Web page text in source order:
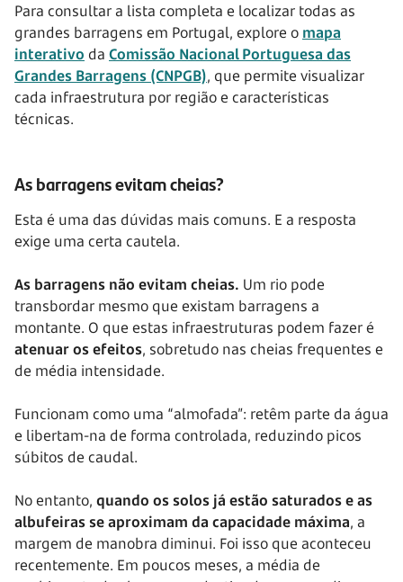
Para consultar a lista completa e localizar todas as
grandes barragens em Portugal, explore o mapa
interativo da Comissão Nacional Portuguesa das
Grandes Barragens (CNPGB), que permite visualizar
cada infraestrutura por região e características
técnicas.
As barragens evitam cheias?
Esta é uma das dúvidas mais comuns. E a resposta
exige uma certa cautela.
As barragens não evitam cheias. Um rio pode
transbordar mesmo que existam barragens a
montante. O que estas infraestruturas podem fazer é
atenuar os efeitos, sobretudo nas cheias frequentes e
de média intensidade.
Funcionam como uma “almofada”: retêm parte da água
e libertam-na de forma controlada, reduzindo picos
súbitos de caudal.
No entanto, quando os solos já estão saturados e as
albufeiras se aproximam da capacidade máxima, a
margem de manobra diminui. Foi isso que aconteceu
recentemente. Em poucos meses, a média de